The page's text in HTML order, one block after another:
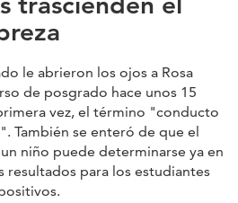
le abrieron los ojos a Rosa
de posgrado hace unos 15
vez, el término "conducto
También se enteró de que el
niño puede determinarse ya en
resultados para los estudiantes